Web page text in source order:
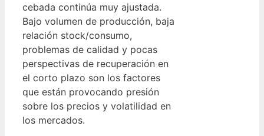
cebada continúa muy ajustada.
Bajo volumen de producción, baja
relación stock/consumo,
problemas de calidad y pocas
perspectivas de recuperación en
el corto plazo son los factores
que están provocando presión
sobre los precios y volatilidad en
los mercados.